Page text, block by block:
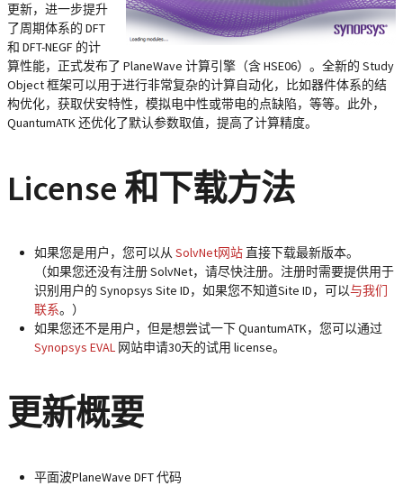
更新，进一步提升
了周期体系的 DFT
和 DFT-NEGF 的计
算性能，正式发布了 PlaneWave 计算引擎（含 HSE06）。全新的 Study
Object 框架可以用于进行非常复杂的计算自动化，比如器件体系的结
构优化，获取伏安特性，模拟电中性或带电的点缺陷，等等。此外，
QuantumATK 还优化了默认参数取值，提高了计算精度。
License 和下载方法
如果您是用户，您可以从 SolvNet网站 直接下载最新版本。
（如果您还没有注册 SolvNet，请尽快注册。注册时需要提供用于
识别用户的 Synopsys Site ID，如果您不知道Site ID，可以与我们
联系。）
如果您还不是用户，但是想尝试一下 QuantumATK，您可以通过
Synopsys EVAL 网站申请30天的试用 license。
更新概要
平面波PlaneWave DFT 代码